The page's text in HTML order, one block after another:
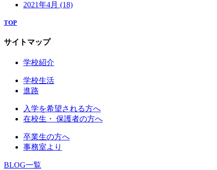
2021年4月 (18)
TOP
サイトマップ
学校紹介
学校生活
進路
入学を希望される方へ
在校生・ 保護者の方へ
卒業生の方へ
事務室より
BLOG一覧